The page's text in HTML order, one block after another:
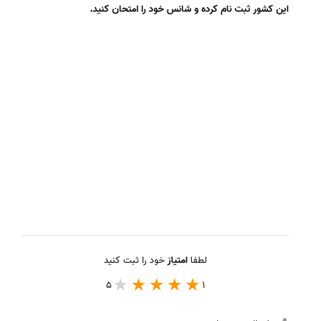
این کشور ثبت نام کرده و شانس خود را امتحان کنید.
لطفاامتیازخود را ثبت کنید
1
5